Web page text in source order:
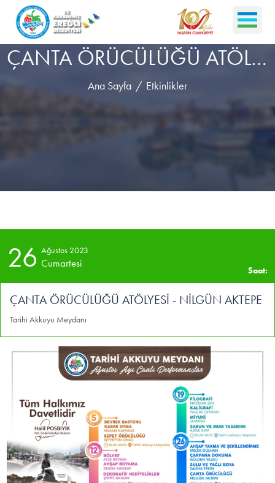
ÇANTA ÖRÜCÜLÜĞÜ ATÖLYESİ - NİLGÜN AKTEPE
Ana Sayfa Etkinlikler
26 Ağustos 2023
Cumartesi
Saat:
ÇANTA ÖRÜCÜLÜĞÜ ATÖLYESİ - NİLGÜN AKTEPE
Tarihi Akkuyu Meydanı